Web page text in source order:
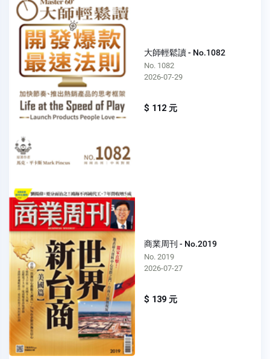
大師輕鬆讀 - No.1082
No. 1082
2026-07-29
$ 112 元
商業周刊 - No.2019
No. 2019
2026-07-27
$ 139 元